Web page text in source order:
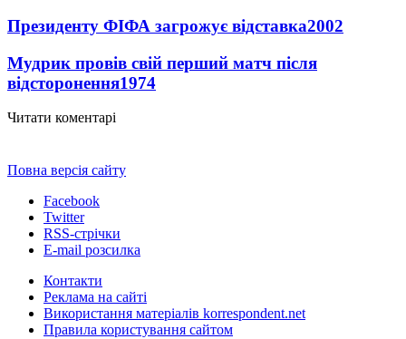
Президенту ФІФА загрожує відставка2002
Мудрик провів свій перший матч після
відсторонення1974
Читати коментарі
Повна версія сайту
Facebook
Twitter
RSS-стрічки
E-mail розсилка
Контакти
Реклама на сайті
Використання матеріалів korrespondent.net
Правила користування сайтом